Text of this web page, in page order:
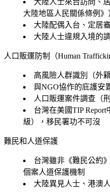
大陸地區人民關係條例》
大陸配偶入台、定居
大陸人士違規入境的
人口販運防制（Human
高風險人群識別（外
與NGO協作的庇護安
人口販運案件調查（
台灣在美國TIP
級），移民署功不可沒
難民和人道保護
台灣雖非《難民公約
個案人道保護機制
大陸異見人士、港澳